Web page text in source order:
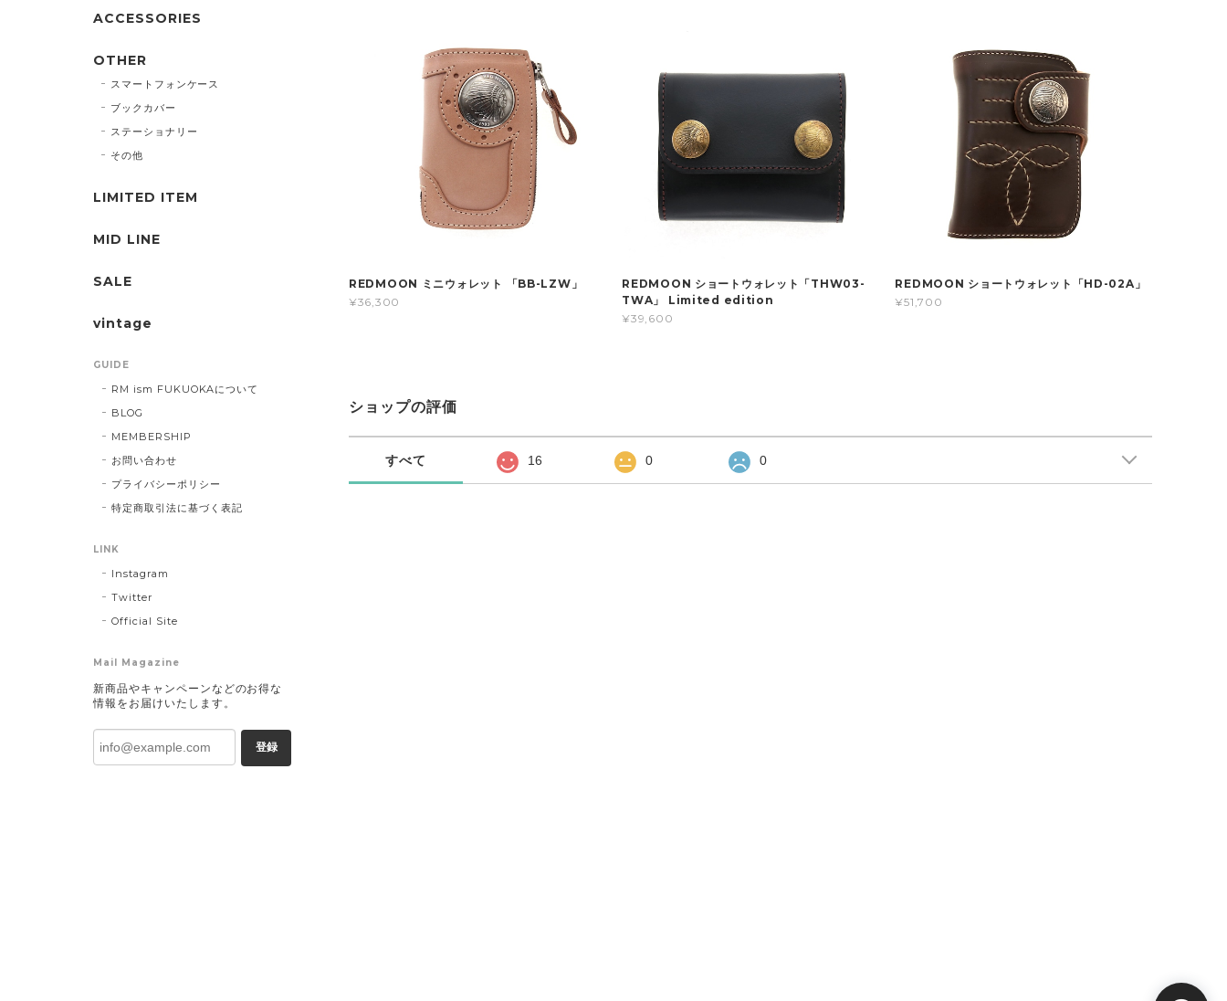
REDMOON ミニウォレット 「BB-LZW」
¥36,300
REDMOON ショートウォレット「THW03-
TWA」 Limited edition
¥39,600
REDMOON ショートウォレット「HD-02A」
¥51,700
ショップの評価
すべて 16 0 0
ACCESSORIES
OTHER
スマートフォンケース
ブックカバー
ステーショナリー
その他
LIMITED ITEM
MID LINE
SALE
vintage
GUIDE
RM ism FUKUOKAについて
BLOG
MEMBERSHIP
お問い合わせ
プライバシーポリシー
特定商取引法に基づく表記
LINK
Instagram
Twitter
Official Site
Mail Magazine
新商品やキャンペーンなどのお得な
情報をお届けいたします。
登録